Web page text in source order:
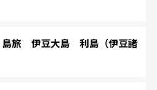
旅 伊豆大島 利島（伊豆諸